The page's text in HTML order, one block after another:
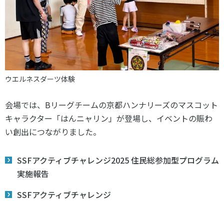
ウエルネスダーツ体験
会場では、Bリーグチームの京都ハンナリーズのマスコット
キャラクター「はんニャリン」が登場し、イベントの賑わ
い創出につながりました。
SSFアクティブチャレンジ2025 住民総参加型プログラム
実施報告
SSFアクティブチャレンジ